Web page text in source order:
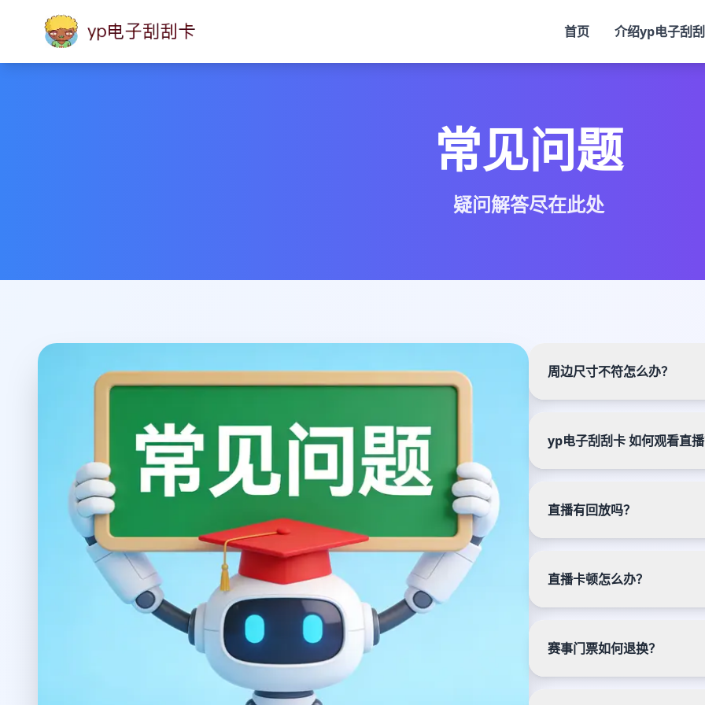
首页 介绍yp电子刮
常见问题
疑问解答尽在此处
周边尺寸不符怎么办？
yp电子刮刮卡如何观看直
直播有回放吗？
直播卡顿怎么办？
赛事门票如何退换？